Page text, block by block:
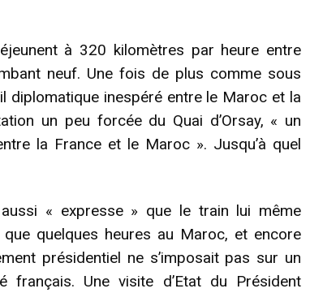
à 320 kilomètres par heure entre
neuf. Une fois de plus comme sous
diplomatique inespéré entre le Maroc et la
un peu forcée du Quai d’Orsay, « un
la France et le Maroc ». Jusqu’à quel
« expresse » que le train lui même
que quelques heures au Maroc, et encore
présidentiel ne s’imposait pas sur un
français. Une visite d’Etat du Président